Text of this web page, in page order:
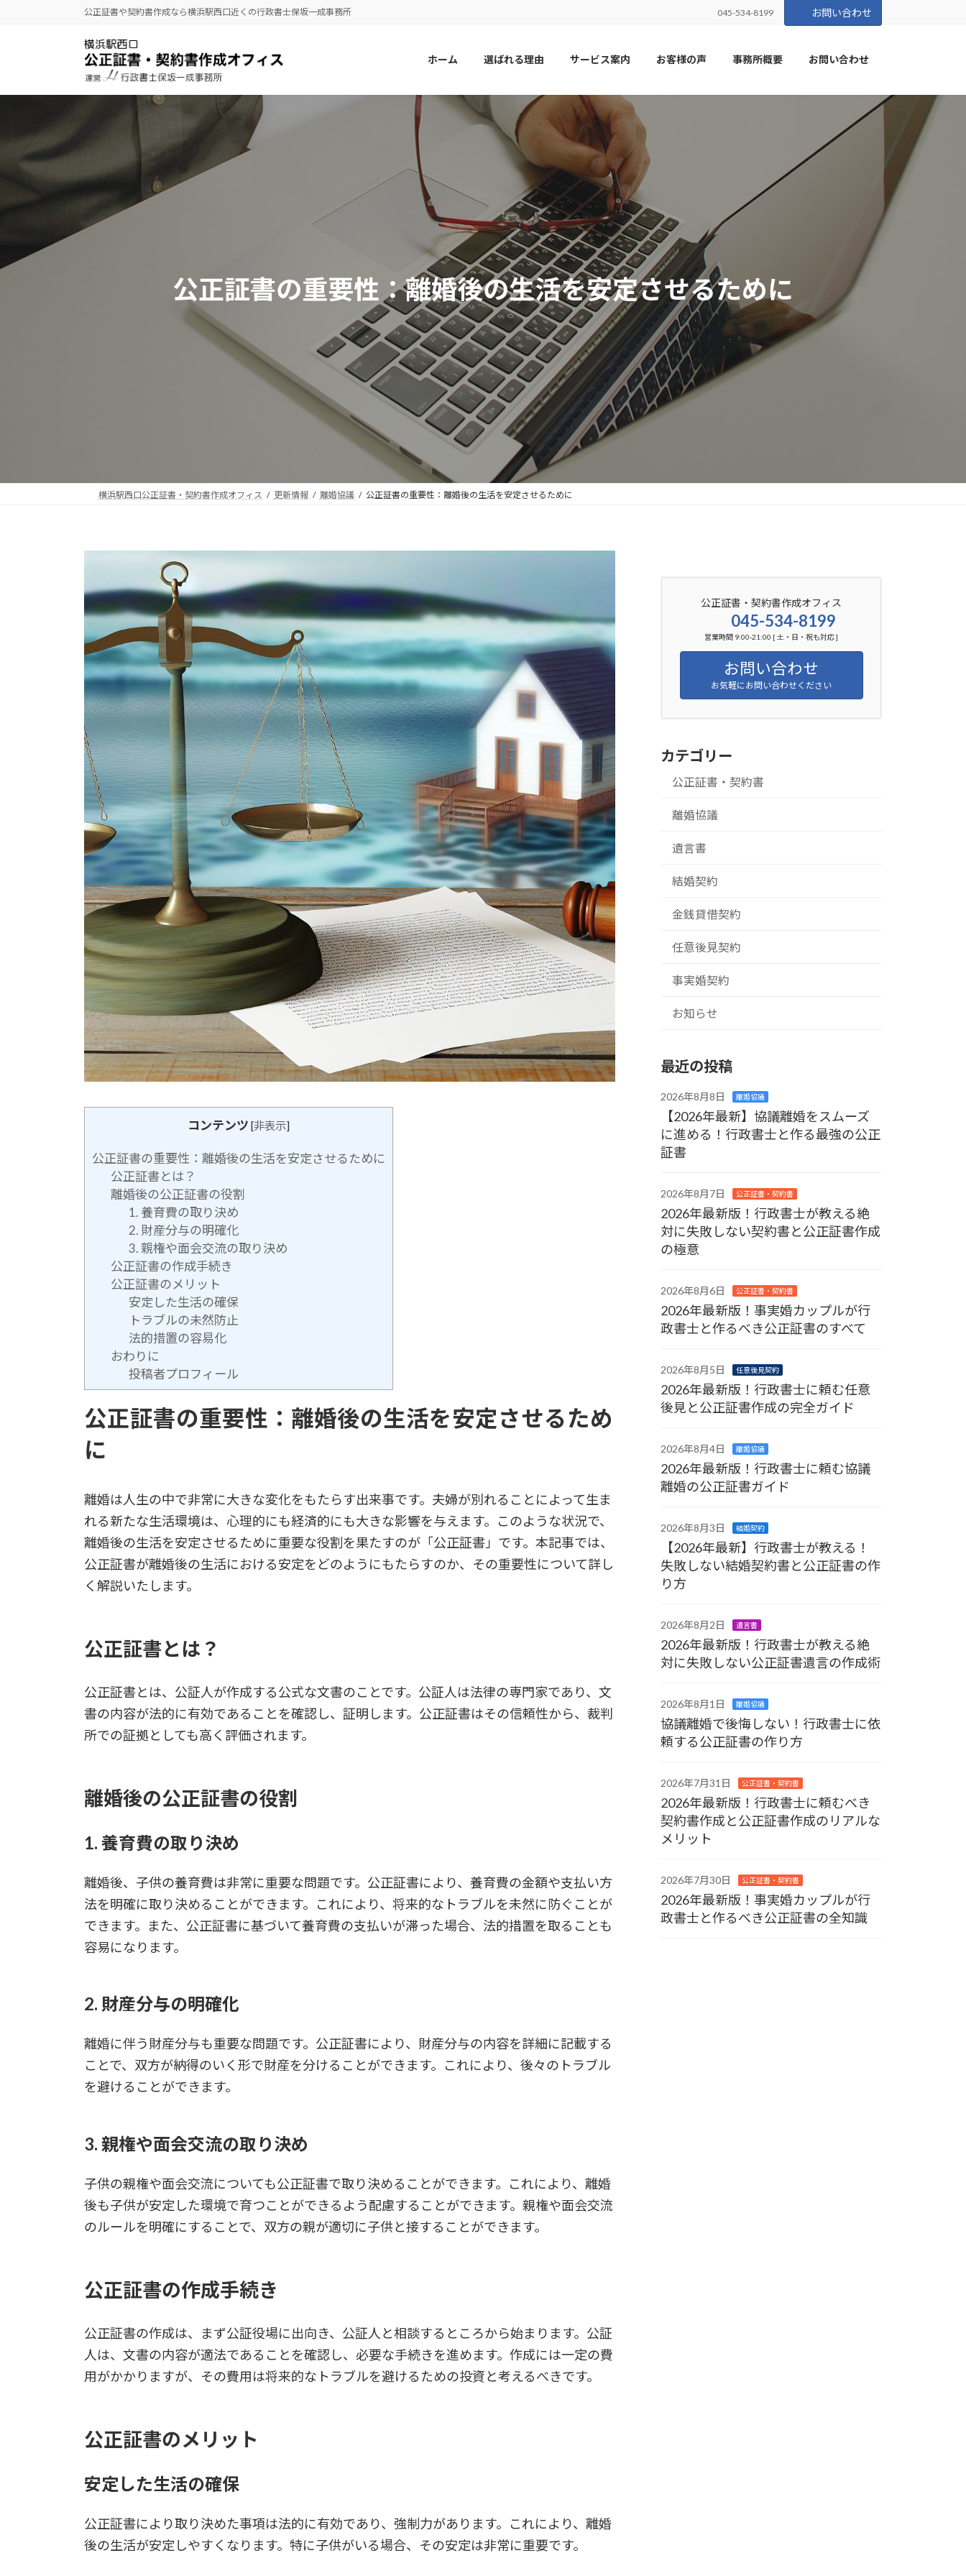
キ
に
公正証書や契約書作成なら横浜駅西口近くの行政書士保坂一成事務所 045-534-8199 お問い合わせ
ホーム 選ばれる理由 サービス案内 お客様の声 事務所概要 お問い合わせ
公正証書の重要性：離婚後の生活を安定させるために
横浜駅西口公正証書・契約書作成オフィス 更新情報 離婚協議 公正証書の重要性：離婚後の生活を安定させるために
コンテンツ [非表示]
公正証書の重要性：離婚後の生活を安定させるために
公正証書とは？
離婚後の公正証書の役割
1. 養育費の取り決め
2. 財産分与の明確化
3. 親権や面会交流の取り決め
公正証書の作成手続き
公正証書のメリット
安定した生活の確保
トラブルの未然防止
法的措置の容易化
おわりに
投稿者プロフィール
公正証書の重要性：離婚後の生活を安定させるため
に
離婚は人生の中で非常に大きな変化をもたらす出来事です。夫婦が別れることによって生ま
れる新たな生活環境は、心理的にも経済的にも大きな影響を与えます。このような状況で、
離婚後の生活を安定させるために重要な役割を果たすのが「公正証書」です。本記事では、
公正証書が離婚後の生活における安定をどのようにもたらすのか、その重要性について詳し
く解説いたします。
公正証書とは？
公正証書とは、公証人が作成する公式な文書のことです。公証人は法律の専門家であり、文
書の内容が法的に有効であることを確認し、証明します。公正証書はその信頼性から、裁判
所での証拠としても高く評価されます。
離婚後の公正証書の役割
1. 養育費の取り決め
離婚後、子供の養育費は非常に重要な問題です。公正証書により、養育費の金額や支払い方
法を明確に取り決めることができます。これにより、将来的なトラブルを未然に防ぐことが
できます。また、公正証書に基づいて養育費の支払いが滞った場合、法的措置を取ることも
容易になります。
2. 財産分与の明確化
離婚に伴う財産分与も重要な問題です。公正証書により、財産分与の内容を詳細に記載する
ことで、双方が納得のいく形で財産を分けることができます。これにより、後々のトラブル
を避けることができます。
3. 親権や面会交流の取り決め
子供の親権や面会交流についても公正証書で取り決めることができます。これにより、離婚
後も子供が安定した環境で育つことができるよう配慮することができます。親権や面会交流
のルールを明確にすることで、双方の親が適切に子供と接することができます。
公正証書の作成手続き
公正証書の作成は、まず公証役場に出向き、公証人と相談するところから始まります。公証
人は、文書の内容が適法であることを確認し、必要な手続きを進めます。作成には一定の費
用がかかりますが、その費用は将来的なトラブルを避けるための投資と考えるべきです。
公正証書のメリット
安定した生活の確保
公正証書により取り決めた事項は法的に有効であり、強制力があります。これにより、離婚
後の生活が安定しやすくなります。特に子供がいる場合、その安定は非常に重要です。
公正証書・契約書作成オフィス
045-534-8199
営業時間 9:00-21:00 [ 土・日・祝も対応 ]
お問い合わせ
お気軽にお問い合わせください
カテゴリー
公正証書・契約書
離婚協議
遺言書
結婚契約
金銭貸借契約
任意後見契約
事実婚契約
お知らせ
最近の投稿
2026年8月8日 離婚協議
【2026年最新】協議離婚をスムーズ
に進める！行政書士と作る最強の公正
証書
2026年8月7日 公正証書・契約書
2026年最新版！行政書士が教える絶
対に失敗しない契約書と公正証書作成
の極意
2026年8月6日 公正証書・契約書
2026年最新版！事実婚カップルが行
政書士と作るべき公正証書のすべて
2026年8月5日 任意後見契約
2026年最新版！行政書士に頼む任意
後見と公正証書作成の完全ガイド
2026年8月4日 離婚協議
2026年最新版！行政書士に頼む協議
離婚の公正証書ガイド
2026年8月3日 結婚契約
【2026年最新】行政書士が教える！
失敗しない結婚契約書と公正証書の作
り方
2026年8月2日 遺言書
2026年最新版！行政書士が教える絶
対に失敗しない公正証書遺言の作成術
2026年8月1日 離婚協議
協議離婚で後悔しない！行政書士に依
頼する公正証書の作り方
2026年7月31日 公正証書・契約書
2026年最新版！行政書士に頼むべき
契約書作成と公正証書作成のリアルな
メリット
2026年7月30日 公正証書・契約書
2026年最新版！事実婚カップルが行
政書士と作るべき公正証書の全知識